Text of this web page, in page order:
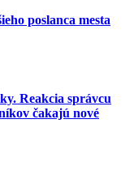
poslanca mesta
Reakcia správcu
čakajú nové